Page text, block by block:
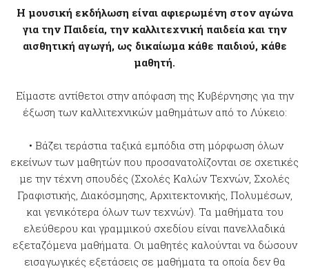
Η μουσική εκδήλωση είναι αφιερωμένη στον αγώνα
για την Παιδεία, την καλλιτεχνική παιδεία και την
αισθητική αγωγή, ως δικαίωμα κάθε παιδιού, κάθε
μαθητή.
Είμαστε αντίθετοι στην απόφαση της Κυβέρνησης για την
έξωση των καλλιτεχνικών μαθημάτων από το Λύκειο:
• Βάζει τεράστια ταξικά εμπόδια στη μόρφωση όλων
εκείνων των μαθητών που προσανατολίζονται σε σχετικές
με την τέχνη σπουδές (Σχολές Καλών Τεχνών, Σχολές
Γραφιστικής, Διακόσμησης, Αρχιτεκτονικής, Πολυμέσων,
και γενικότερα όλων των τεχνών). Τα μαθήματα του
ελεύθερου και γραμμικού σχεδίου είναι πανελλαδικά
εξεταζόμενα μαθήματα. Οι μαθητές καλούνται να δώσουν
εισαγωγικές εξετάσεις σε μαθήματα τα οποία δεν θα